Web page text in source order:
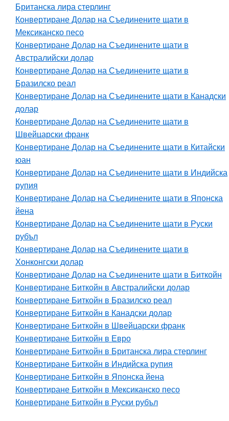
Британска лира стерлинг
Конвертиране Долар на Съединените щати в
Мексиканско песо
Конвертиране Долар на Съединените щати в
Австралийски долар
Конвертиране Долар на Съединените щати в
Бразилско реал
Конвертиране Долар на Съединените щати в Канадски
долар
Конвертиране Долар на Съединените щати в
Швейцарски франк
Конвертиране Долар на Съединените щати в Китайски
юан
Конвертиране Долар на Съединените щати в Индийска
рупия
Конвертиране Долар на Съединените щати в Японска
йена
Конвертиране Долар на Съединените щати в Руски
рубъл
Конвертиране Долар на Съединените щати в
Хонконгски долар
Конвертиране Долар на Съединените щати в Биткойн
Конвертиране Биткойн в Австралийски долар
Конвертиране Биткойн в Бразилско реал
Конвертиране Биткойн в Канадски долар
Конвертиране Биткойн в Швейцарски франк
Конвертиране Биткойн в Евро
Конвертиране Биткойн в Британска лира стерлинг
Конвертиране Биткойн в Индийска рупия
Конвертиране Биткойн в Японска йена
Конвертиране Биткойн в Мексиканско песо
Конвертиране Биткойн в Руски рубъл